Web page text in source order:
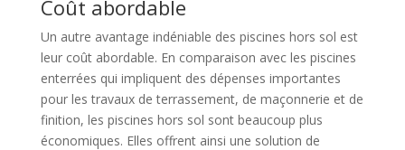
Coût abordable
Un autre avantage indéniable des piscines hors sol est
leur coût abordable. En comparaison avec les piscines
enterrées qui impliquent des dépenses importantes
pour les travaux de terrassement, de maçonnerie et de
finition, les piscines hors sol sont beaucoup plus
économiques. Elles offrent ainsi une solution de